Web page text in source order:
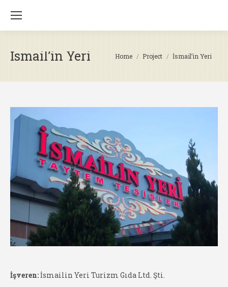
İsmail’in Yeri You are here:
Home Project İsmail’in Yeri
İşveren:İsmailin Yeri Turizm Gıda Ltd. Şti.